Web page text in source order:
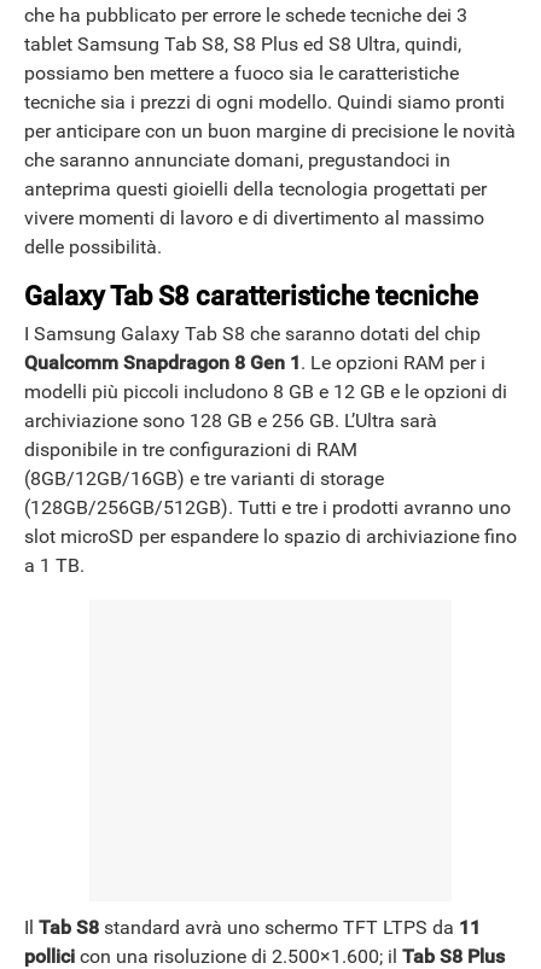
che ha pubblicato per errore le schede tecniche dei 3
tablet Samsung Tab S8, S8 Plus ed S8 Ultra, quindi,
possiamo ben mettere a fuoco sia le caratteristiche
tecniche sia i prezzi di ogni modello. Quindi siamo pronti
per anticipare con un buon margine di precisione le novità
che saranno annunciate domani, pregustandoci in
anteprima questi gioielli della tecnologia progettati per
vivere momenti di lavoro e di divertimento al massimo
delle possibilità.
Galaxy Tab S8 caratteristiche tecniche
I Samsung Galaxy Tab S8 che saranno dotati del chip
Qualcomm Snapdragon 8 Gen 1. Le opzioni RAM per i
modelli più piccoli includono 8 GB e 12 GB e le opzioni di
archiviazione sono 128 GB e 256 GB. L’Ultra sarà
disponibile in tre configurazioni di RAM
(8GB/12GB/16GB) e tre varianti di storage
(128GB/256GB/512GB). Tutti e tre i prodotti avranno uno
slot microSD per espandere lo spazio di archiviazione fino
a 1 TB.
Il Tab S8 standard avrà uno schermo TFT LTPS da 11
pollici con una risoluzione di 2.500×1.600; il Tab S8 Plus